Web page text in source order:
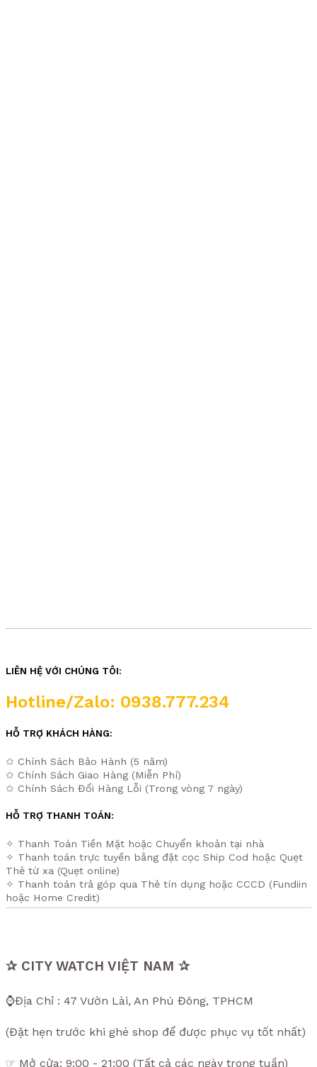
LIÊN HỆ VỚI CHÚNG TÔI:
Hotline/Zalo: 0938.777.234
HỖ TRỢ KHÁCH HÀNG:
✩ Chính Sách Bảo Hành (5 năm)
✩ Chính Sách Giao Hàng (Miễn Phí)
✩ Chính Sách Đổi Hàng Lỗi (Trong vòng 7 ngày)
HỖ TRỢ THANH TOÁN:
✧ Thanh Toán Tiền Mặt hoặc Chuyển khoản tại nhà
✧ Thanh toán trực tuyến bằng đặt cọc Ship Cod hoặc Quẹt
Thẻ từ xa (Quẹt online)
✧ Thanh toán trả góp qua Thẻ tín dụng hoặc CCCD (Fundiin
hoặc Home Credit)
✰ CITY WATCH VIỆT NAM ✰
⌚Địa Chỉ : 47 Vườn Lài, An Phú Đông, TPHCM
(Đặt hẹn trước khi ghé shop để được phục vụ tốt nhất)
☞ Mở cửa: 9:00 - 21:00 (Tất cả các ngày trong tuần)